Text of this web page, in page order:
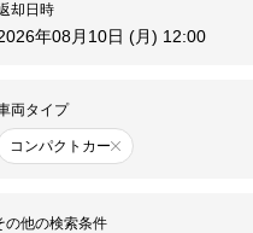
却日時
年08月10日 (月) 12:00
両タイプ
コンパクトカー
の他の検索条件